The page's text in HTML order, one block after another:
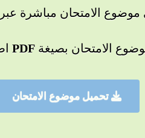
الامتحان مباشرة عبر
الامتحان بصيغةPDF
تحميل موضوع الامتحان